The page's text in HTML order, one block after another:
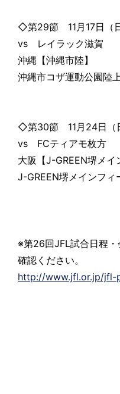
◇第29節 11月17日（
vs レイラック滋賀
沖縄【沖縄市陸】
沖縄市コザ運動公園陸
◇第30節 11月24日（
vs FCティアモ枚方
大阪【J-GREEN堺メイ
J-GREEN堺メインフィ
※第26回JFL試合日程
確認ください。
http://www.jfl.or.jp/jfl-